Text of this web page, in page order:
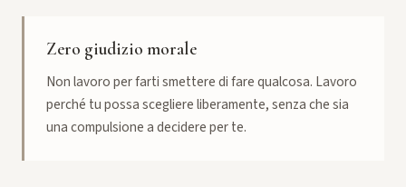
Zero giudizio morale
Non lavoro per farti smettere di fare qualcosa. Lavoro
perché tu possa scegliere liberamente, senza che sia
una compulsione a decidere per te.